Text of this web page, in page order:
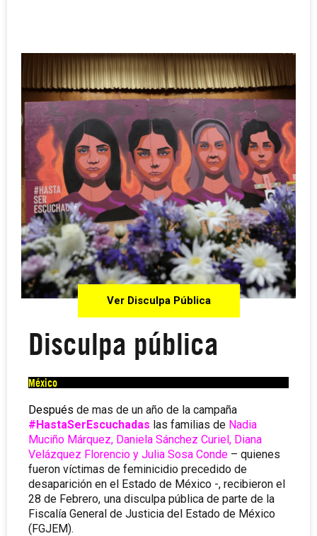
Ver Disculpa Pública
Disculpa pública
México
Después de mas de un año de la campaña
#HastaSerEscuchadas las familias de Nadia
Muciño Márquez, Daniela Sánchez Curiel, Diana
Velázquez Florencio y Julia Sosa Conde – quienes
fueron víctimas de feminicidio precedido de
desaparición en el Estado de México -, recibieron el
28 de Febrero, una disculpa pública de parte de la
Fiscalía General de Justicia del Estado de México
(FGJEM).